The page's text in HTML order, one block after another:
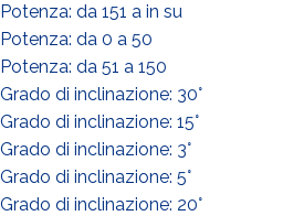
Potenza: da 151 a in su
Potenza: da 0 a 50
Potenza: da 51 a 150
Grado di inclinazione: 30°
Grado di inclinazione: 15°
Grado di inclinazione: 3°
Grado di inclinazione: 5°
Grado di inclinazione: 20°